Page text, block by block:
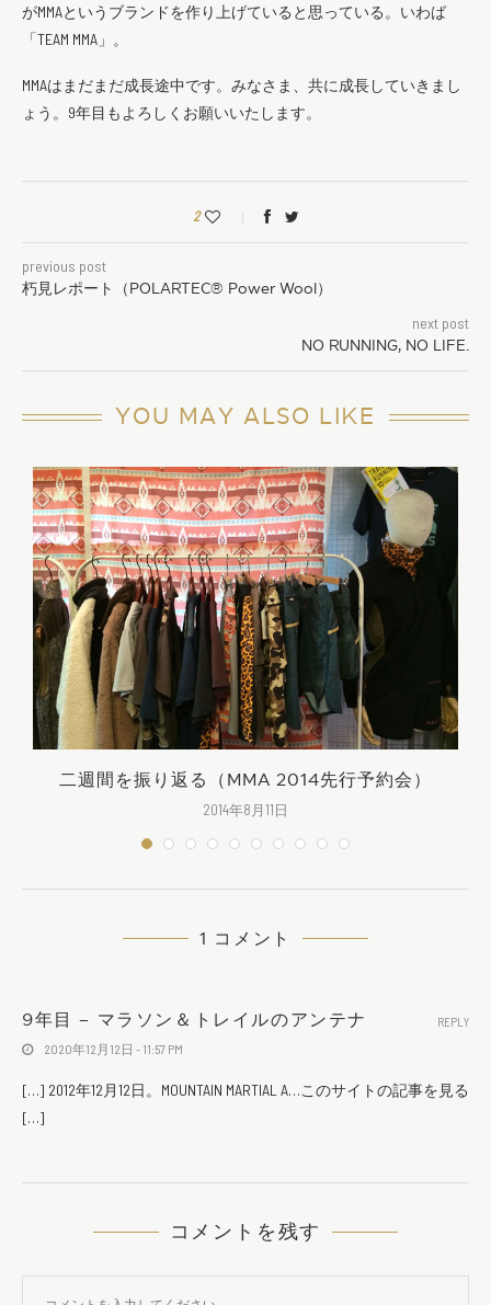
がMMAというブランドを作り上げていると思っている。いわば
「TEAM MMA」。
MMAはまだまだ成長途中です。みなさま、共に成長していきまし
ょう。9年目もよろしくお願いいたします。
2
previous post
朽見レポート（POLARTEC® Power Wool）
next post
NO RUNNING, NO LIFE.
YOU MAY ALSO LIKE
二週間を振り返る（MMA 2014先行予約会）
2014年8月11日
1 コメント
9年目 – マラソン＆トレイルのアンテナ
2020年12月12日 - 11:57 PM
[…] 2012年12月12日。MOUNTAIN MARTIAL A…このサイトの記事を見る
[…]
REPLY
コメントを残す